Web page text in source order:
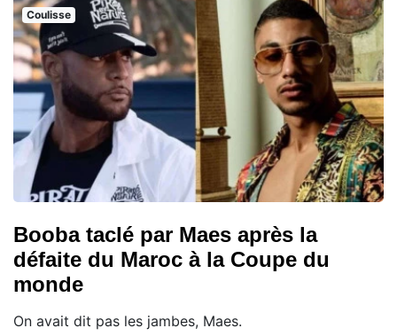
Coulisse
Booba taclé par Maes après la
défaite du Maroc à la Coupe du
monde
On avait dit pas les jambes, Maes.